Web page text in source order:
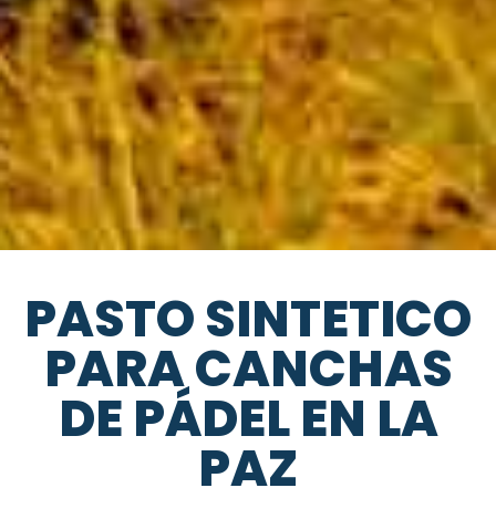
PASTO SINTETICO
PARA CANCHAS
DE PÁDEL EN LA
PAZ